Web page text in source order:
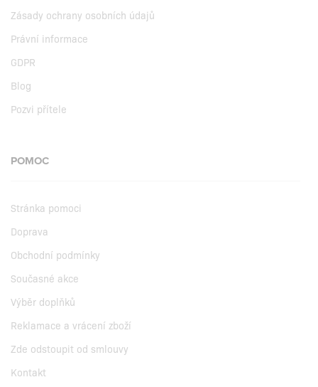
Zásady ochrany osobních údajů
Právní informace
GDPR
Blog
Pozvi přítele
POMOC
Stránka pomoci
Doprava
Obchodní podmínky
Současné akce
Výběr doplňků
Reklamace a vrácení zboží
Zde odstoupit od smlouvy
Kontakt